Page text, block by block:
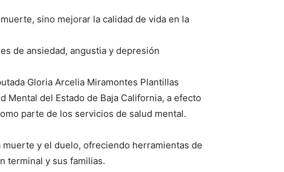
sino mejorar la calidad de vida en la
de ansiedad, angustia y depresión
Gloria Arcelia Miramontes Plantillas
Mental del Estado de Baja California, a efecto
parte de los servicios de salud mental.
y el duelo, ofreciendo herramientas de
terminal y sus familias.